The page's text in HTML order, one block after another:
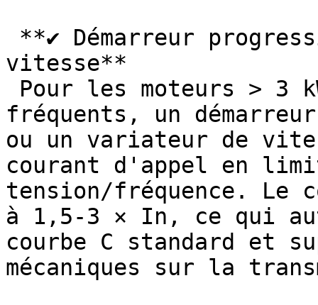
vitesse**
fréquents, un
ou un variateur de
courant d'appel en
tension/fréquence. Le
à 1,5-3 × In, ce qui
courbe C standard et
mécaniques sur la